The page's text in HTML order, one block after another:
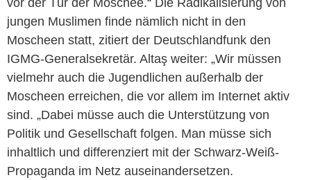
vor der Tür der Moschee.“ Die Radikalisierung von
jungen Muslimen finde nämlich nicht in den
Moscheen statt, zitiert der Deutschlandfunk den
IGMG-Generalsekretär. Altaş weiter: „Wir müssen
vielmehr auch die Jugendlichen außerhalb der
Moscheen erreichen, die vor allem im Internet aktiv
sind. „Dabei müsse auch die Unterstützung von
Politik und Gesellschaft folgen. Man müsse sich
inhaltlich und differenziert mit der Schwarz-Weiß-
Propaganda im Netz auseinandersetzen.